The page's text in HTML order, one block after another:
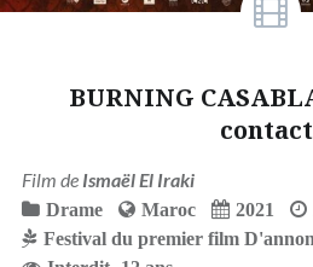
BURNING
Film de Ismaël El Iraki
Drame Maroc 2021
Festival du premier film